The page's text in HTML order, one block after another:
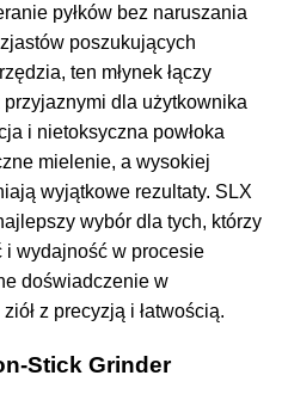
pyłków bez naruszania
poszukujących
ten młynek łączy
dla użytkownika
i nietoksyczna powłoka
mielenie, a wysokiej
wyjątkowe rezultaty. SLX
wybór dla tych, którzy
i wydajność w procesie
doświadczenie w
z precyzją i łatwością.
Stick Grinder